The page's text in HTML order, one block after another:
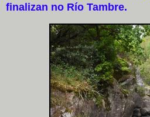
finalizan no Río Tambre.